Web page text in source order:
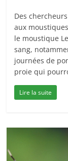
Des
aux
le moustique
sang,
journées de
proie qui
Lire la suite